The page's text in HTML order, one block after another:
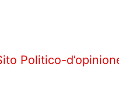
Politico-